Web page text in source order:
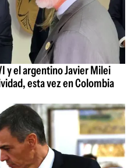
y el argentino Javier Milei
esta vez en Colombia